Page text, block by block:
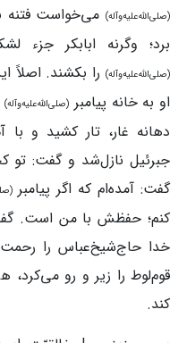
(صلی‌الله‌علیه‌وآله) می‌خواست فتنه
برد؛ وگرنه ابابکر جزء
(صلی‌الله‌علیه‌وآله) را بکشند. اصلاً
او به خانه پیامبر (صلی‌الله‌علیه‌وآله)
دهانه غار، تار کشید و
جبرئیل نازل‌شد و گفت: تو
گفت: آمده‌ام که اگر پیامبر
کنم؛ حفظش با من است.
خدا حاج‌شیخ‌عباس را
قوم‌لوط را زیر و رو می‌کرد،
کند.